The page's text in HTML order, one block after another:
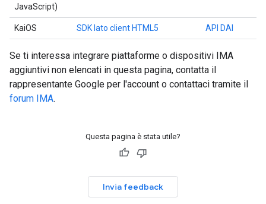
JavaScript)
KaiOS SDK lato client HTML5 API DAI
Se ti interessa integrare piattaforme o dispositivi IMA
aggiuntivi non elencati in questa pagina, contatta il
rappresentante Google per l'account o contattaci tramite il
forum IMA.
Questa pagina è stata utile?
Invia feedback